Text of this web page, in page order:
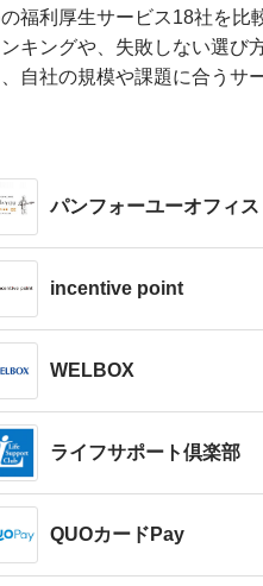
福利厚生サービス18社を比
キングや、失敗しない選び
自社の規模や課題に合うサ
パンフォーユーオフィス
incentive point
WELBOX
ライフサポート倶楽部
QUOカードPay